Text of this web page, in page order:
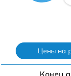
Цены на
Конец